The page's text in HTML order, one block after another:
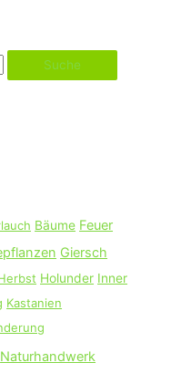
Bäume Feuer
Giersch
Holunder Inner
Kastanien
Naturhandwerk